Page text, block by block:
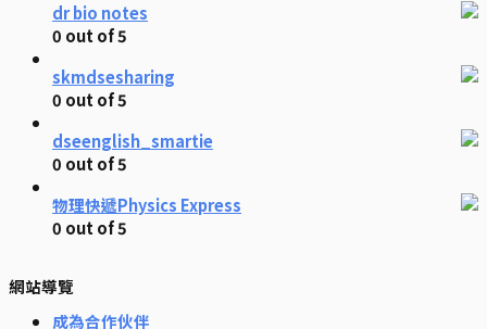
dr bio notes
0 out of 5
skmdsesharing
0 out of 5
dseenglish_smartie
0 out of 5
物理快遞Physics Express
0 out of 5
網站導覽
成為合作伙伴